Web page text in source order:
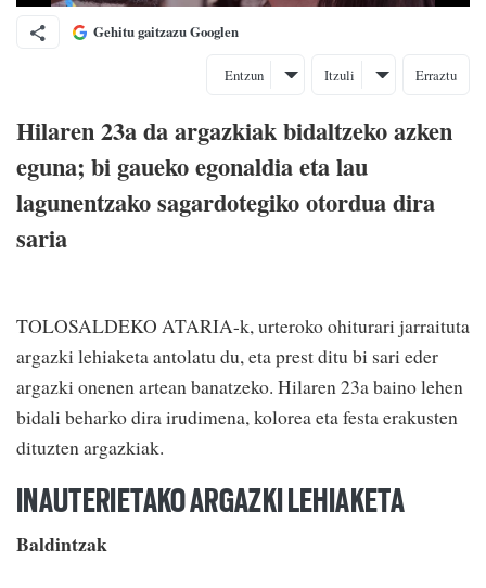
Gehitu gaitzazu Googlen
Entzun Itzuli Erraztu
Hilaren 23a da argazkiak bidaltzeko azken
eguna; bi gaueko egonaldia eta lau
lagunentzako sagardotegiko otordua dira
saria
TOLOSALDEKO ATARIA-k, urteroko ohiturari jarraituta
argazki lehiaketa antolatu du, eta prest ditu bi sari eder
argazki onenen artean banatzeko. Hilaren 23a baino lehen
bidali beharko dira irudimena, kolorea eta festa erakusten
dituzten argazkiak.
INAUTERIETAKO ARGAZKI LEHIAKETA
Baldintzak